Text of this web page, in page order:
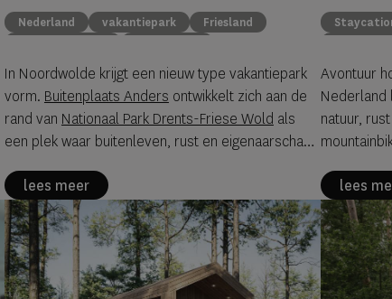
Friese Wold
Nederland vakantiepark
Friesland
In Noordwolde krijgt een nieuw type vakantiepark
vorm. Buitenplaats Anders ontwikkelt zich aan de
rand van Nationaal Park Drents-Friese Wold als
een plek waar buitenleven, rust en eigenaarschap
huisjes, maar een project waarin variatie en
persoonlijke invulling leidend zijn. In die zin raakt
Buitenplaats Anders aan een grotere trend: de
verschuiving naar slow living en
bewuster
verblijven in de natuur.
lees meer
Avontuur
Nederland
natuur,
via
een
lees